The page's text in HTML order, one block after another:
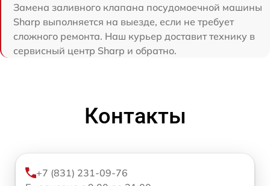
Замена заливного клапана посудомоечной машины
Sharp выполняется на выезде, если не требует
сложного ремонта. Наш курьер доставит технику в
сервисный центр Sharp и обратно.
Контакты
+7 (831) 231-09-76